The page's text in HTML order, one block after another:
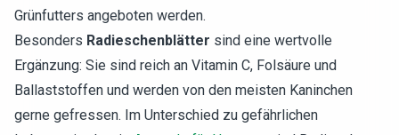
Grünfutters angeboten werden.
Besonders Radieschenblätter sind eine wertvolle
Ergänzung: Sie sind reich an Vitamin C, Folsäure und
Ballaststoffen und werden von den meisten Kaninchen
gerne gefressen. Im Unterschied zu gefährlichen